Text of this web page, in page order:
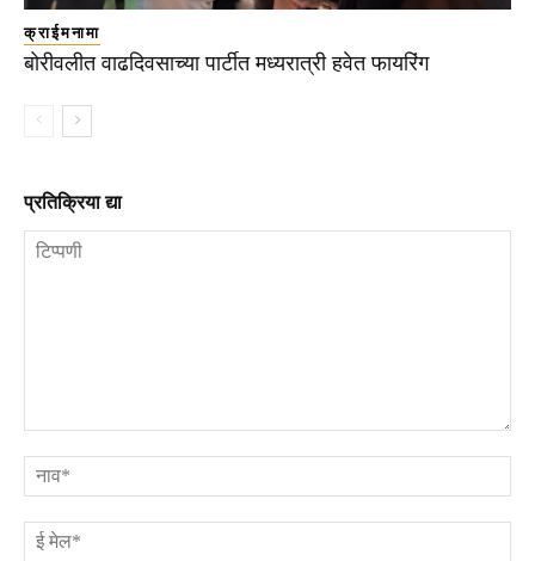
क्राईमनामा
बोरीवलीत वाढदिवसाच्या पार्टीत मध्यरात्री हवेत फायरिंग
प्रतिक्रिया द्या